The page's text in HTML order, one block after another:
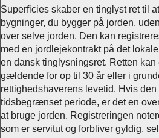
Superficies skaber en tinglyst ret til
bygninger, du bygger på jorden,
over selve jorden. Den kan
med en jordlejekontrakt på det
en dansk tinglysningsret. Retten kan
gældende for op til 30 år eller i
rettighedshaverens levetid. Hvis den
tidsbegrænset periode, er det en
at bruge jorden. Registreringen
som er servitut og forbliver gyldig,